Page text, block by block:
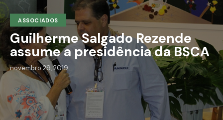
ASSOCIADOS
Guilherme Salgado Rezende
assume a presidência da BSCA
novembro 29, 2019